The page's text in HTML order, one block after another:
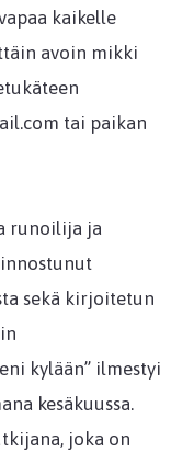
kaikelle
avoin mikki
tai paikan
runoilija ja
sekä kirjoitetun
kylään” ilmestyi
kesäkuussa.
joka on